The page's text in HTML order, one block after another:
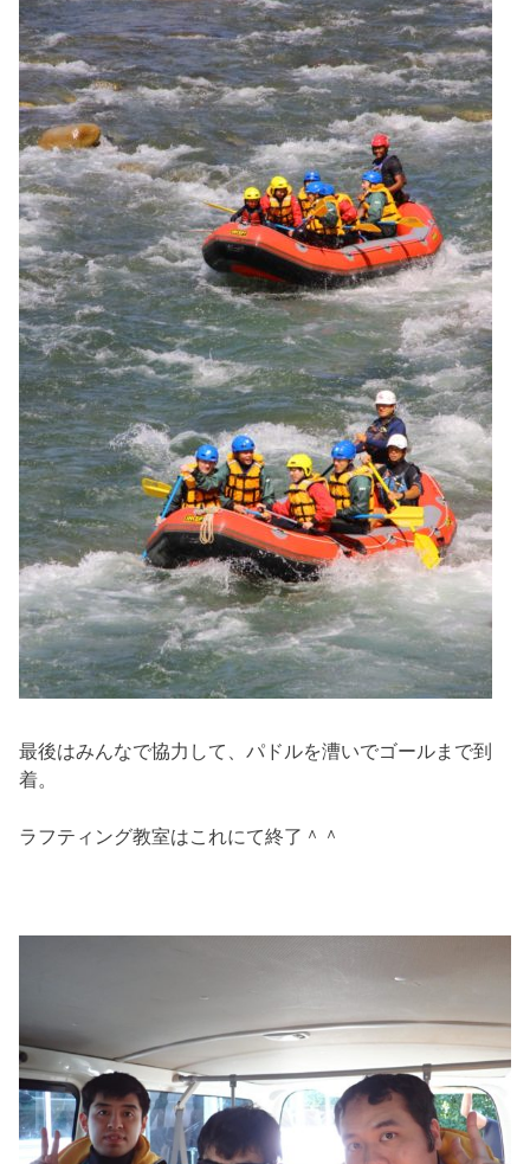
最後はみんなで協力して、パドルを漕いでゴールまで到
着。
ラフティング教室はこれにて終了＾＾